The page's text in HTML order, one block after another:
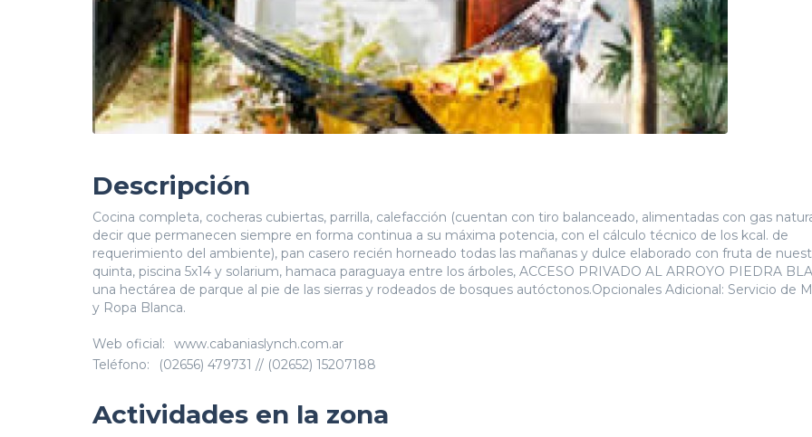
Descripción
Cocina completa, cocheras cubiertas, parrilla, calefacción (cuentan con tiro balanceado, alimentadas con gas
decir que permanecen siempre en forma continua a su máxima potencia, con el cálculo técnico de los kcal. de
requerimiento del ambiente), pan casero recién horneado todas las mañanas y dulce elaborado con fruta de
quinta, piscina 5x14 y solarium, hamaca paraguaya entre los árboles, ACCESO PRIVADO AL ARROYO PIEDRA
una hectárea de parque al pie de las sierras y rodeados de bosques autóctonos.Opcionales Adicional: Servicio de
y Ropa Blanca.
Web oficial:
www.cabaniaslynch.com.ar
Teléfono:
(02656) 479731 // (02652) 15207188
Actividades en la zona